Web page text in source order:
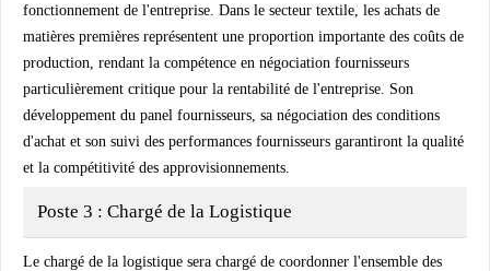
fonctionnement de l'entreprise. Dans le secteur textile, les achats de
matières premières représentent une proportion importante des coûts de
production, rendant la compétence en négociation fournisseurs
particulièrement critique pour la rentabilité de l'entreprise. Son
développement du panel fournisseurs, sa négociation des conditions
d'achat et son suivi des performances fournisseurs garantiront la qualité
et la compétitivité des approvisionnements.
Poste 3 : Chargé de la Logistique
Le chargé de la logistique sera chargé de coordonner l'ensemble des